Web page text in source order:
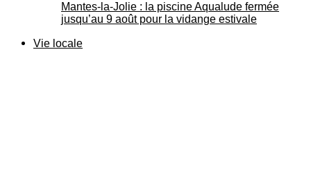
Mantes-la-Jolie : la piscine Aqualude fermée
jusqu’au 9 août pour la vidange estivale
Vie locale